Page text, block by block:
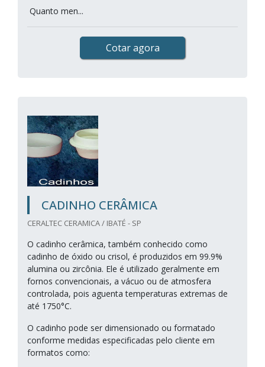
Quanto men...
Cotar agora
CADINHO CERÂMICA
CERALTEC CERAMICA / IBATÉ - SP
O cadinho cerâmica, também conhecido como
cadinho de óxido ou crisol, é produzidos em 99.9%
alumina ou zircônia. Ele é utilizado geralmente em
fornos convencionais, a vácuo ou de atmosfera
controlada, pois aguenta temperaturas extremas de
até 1750°C.
O cadinho pode ser dimensionado ou formatado
conforme medidas especificadas pelo cliente em
formatos como: